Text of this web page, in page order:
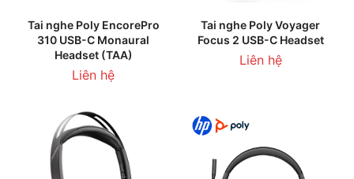
Tai nghe Poly EncorePro
310 USB-C Monaural
Headset (TAA)
Liên hệ
Tai nghe Poly Voyager
Focus 2 USB-C Headset
Liên hệ